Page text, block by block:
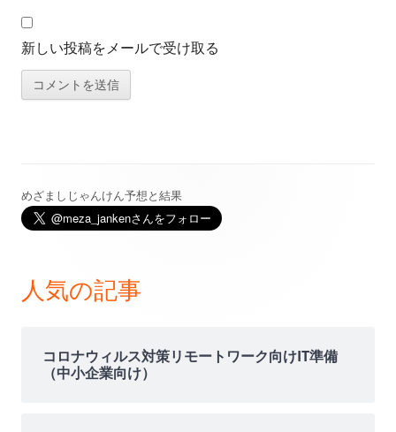
新しい投稿をメールで受け取る
メ
ン
めざましじゃんけん予想と結果
人気の記事
コロナウィルス対策リモートワーク向けIT準備
（中小企業向け）